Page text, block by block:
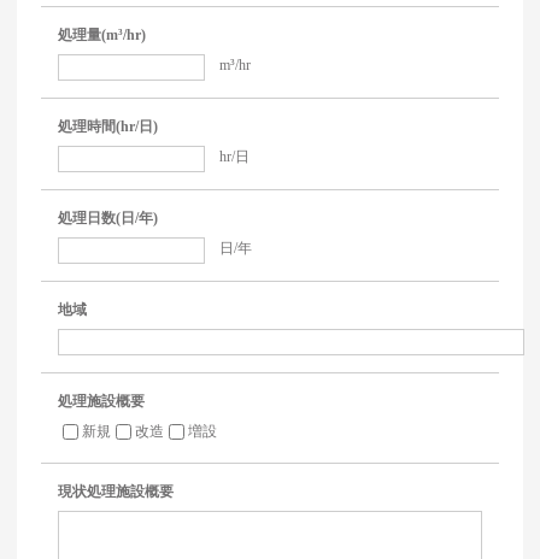
処理量(m³/hr)
m³/hr
処理時間(hr/日)
hr/日
処理日数(日/年)
日/年
地域
処理施設概要
新規
改造 増設
現状処理施設概要